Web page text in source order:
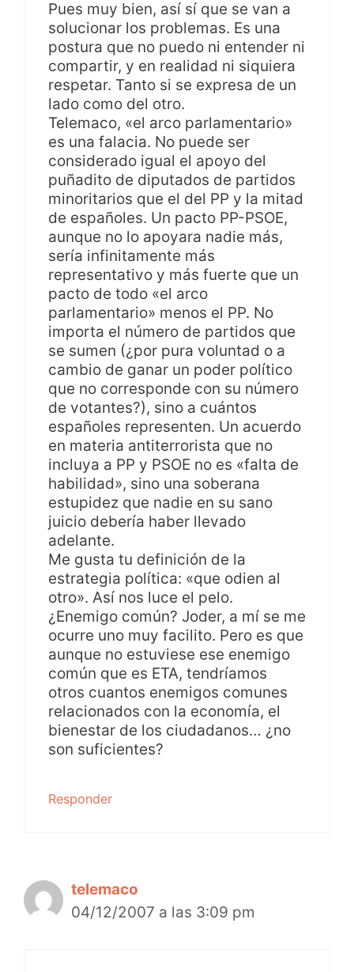
Pues muy bien, así sí que se van a
solucionar los problemas. Es una
postura que no puedo ni entender ni
compartir, y en realidad ni siquiera
respetar. Tanto si se expresa de un
lado como del otro.
Telemaco, «el arco parlamentario»
es una falacia. No puede ser
considerado igual el apoyo del
puñadito de diputados de partidos
minoritarios que el del PP y la mitad
de españoles. Un pacto PP-PSOE,
aunque no lo apoyara nadie más,
sería infinitamente más
representativo y más fuerte que un
pacto de todo «el arco
parlamentario» menos el PP. No
importa el número de partidos que
se sumen (¿por pura voluntad o a
cambio de ganar un poder político
que no corresponde con su número
de votantes?), sino a cuántos
españoles representen. Un acuerdo
en materia antiterrorista que no
incluya a PP y PSOE no es «falta de
habilidad», sino una soberana
estupidez que nadie en su sano
juicio debería haber llevado
adelante.
Me gusta tu definición de la
estrategia política: «que odien al
otro». Así nos luce el pelo.
¿Enemigo común? Joder, a mí se me
ocurre uno muy facilito. Pero es que
aunque no estuviese ese enemigo
común que es ETA, tendríamos
otros cuantos enemigos comunes
relacionados con la economía, el
bienestar de los ciudadanos… ¿no
son suficientes?
Responder
telemaco
04/12/2007 a las 3:09 pm